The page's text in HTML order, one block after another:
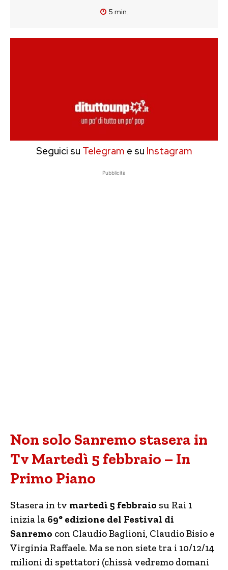
5 min.
Seguici su Telegram e su Instagram
Pubblicità
Non solo Sanremo stasera in
Tv Martedì 5 febbraio – In
Primo Piano
Stasera in tv martedì 5 febbraio su Rai 1
inizia la 69° edizione del Festival di
Sanremo con Claudio Baglioni, Claudio Bisio e
Virginia Raffaele. Ma se non siete tra i 10/12/14
milioni di spettatori (chissà vedremo domani